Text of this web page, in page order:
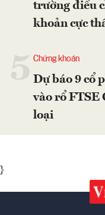
trường điều
khoản cực
Chứng khoán
Dự báo 9 cổ
vào rổ FTSE
loại
}